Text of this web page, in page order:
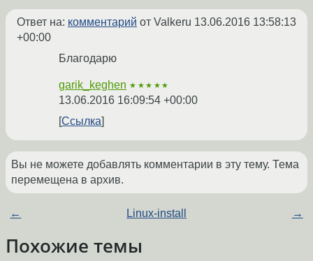
Ответ на: комментарий от Valkeru 13.06.2016 13:58:13
+00:00
Благодарю
garik_keghen ★★★★★
13.06.2016 16:09:54 +00:00
Ссылка
Вы не можете добавлять комментарии в эту тему. Тема
перемещена в архив.
← Linux-install →
Похожие темы